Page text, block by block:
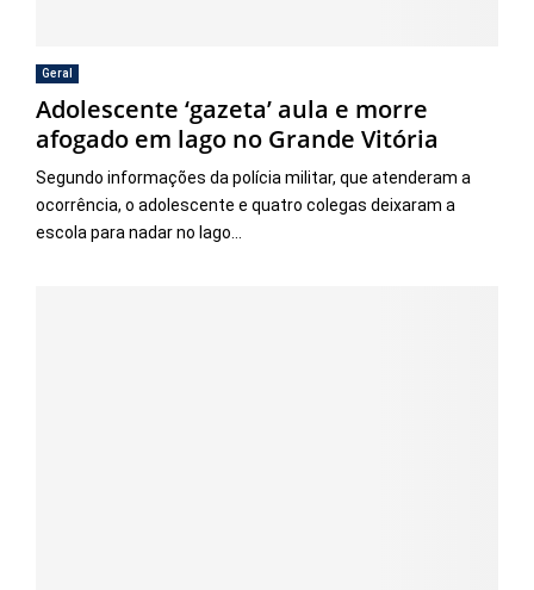
Geral
Adolescente ‘gazeta’ aula e morre
afogado em lago no Grande Vitória
Segundo informações da polícia militar, que atenderam a
ocorrência, o adolescente e quatro colegas deixaram a
escola para nadar no lago...